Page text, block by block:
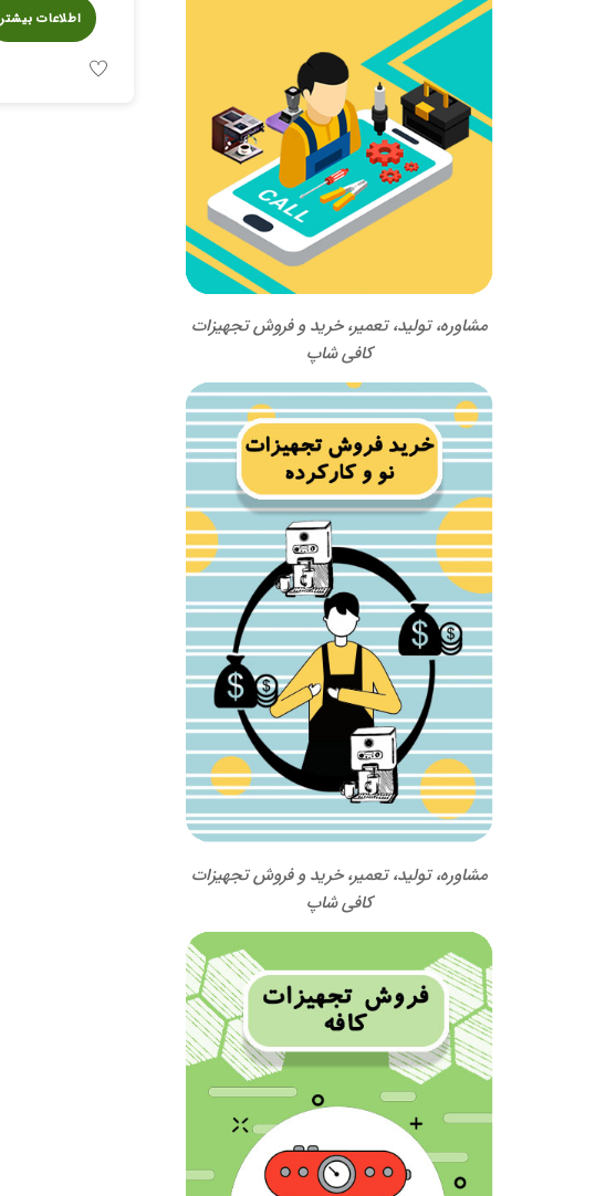
اطلاعات بیشتر
مشاوره، تولید، تعمیر، خرید و فروش تجهیزات
کافی شاپ
مشاوره، تولید، تعمیر، خرید و فروش تجهیزات
کافی شاپ